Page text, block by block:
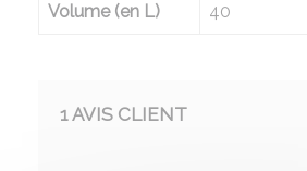
Volume (en L) 40
1 AVIS CLIENT